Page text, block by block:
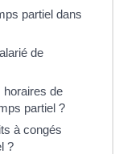
partiel dans
de
horaires de
partiel ?
à congés
?